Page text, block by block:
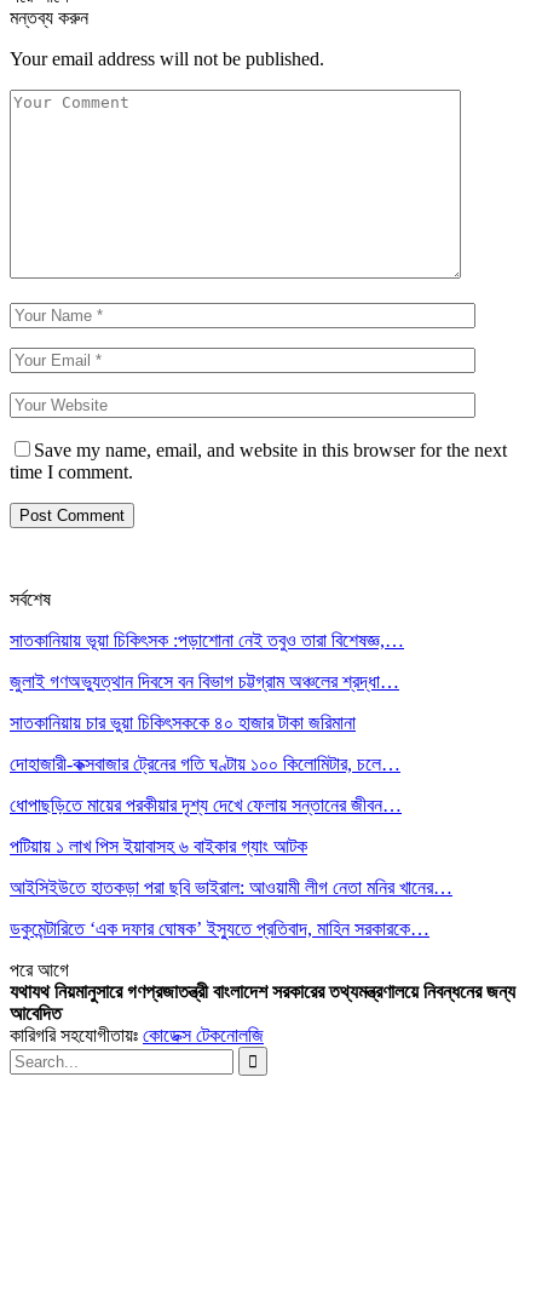
মন্তব্য করুন
Your email address will not be published.
Save my name, email, and website in this browser for the next
time I comment.
সর্বশেষ
সাতকানিয়ায় ভূয়া চিকিৎসক :পড়াশোনা নেই তবুও তারা বিশেষজ্ঞ,…
জুলাই গণঅভ্যুত্থান দিবসে বন বিভাগ চট্টগ্রাম অঞ্চলের শ্রদ্ধা…
সাতকানিয়ায় চার ভুয়া চিকিৎসককে ৪০ হাজার টাকা জরিমানা
দোহাজারী-কক্সবাজার ট্রেনের গতি ঘণ্টায় ১০০ কিলোমিটার, চলে…
ধোপাছড়িতে মায়ের পরকীয়ার দৃশ্য দেখে ফেলায় সন্তানের জীবন…
পটিয়ায় ১ লাখ পিস ইয়াবাসহ ৬ বাইকার গ্যাং আটক
আইসিইউতে হাতকড়া পরা ছবি ভাইরাল: আওয়ামী লীগ নেতা মনির খানের…
ডকুমেন্টারিতে ‘এক দফার ঘোষক’ ইস্যুতে প্রতিবাদ, মাহিন সরকারকে…
পরেআগে
যথাযথ নিয়মানুসারে গণপ্রজাতন্ত্রী বাংলাদেশ সরকারের তথ্যমন্ত্রণালয়ে নিবন্ধনের জন্য
আবেদিত
কারিগরি সহযোগীতায়ঃ কোডেক্স টেকনোলজি